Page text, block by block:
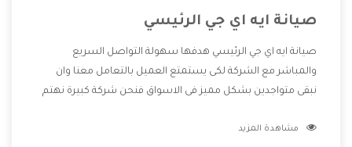
صيانة ايه اي جي الرئيسي
صيانة ايه اي جي الرئيسي هدفها سهولة التواصل السريع
والمباشر مع الشركة لكى يستمتع العميل بالتعامل معنا وان
نبقى متواجدين بشكل مميز فى الاسواق فنحن شركة كبيرة نهتم
الشركة بها والتى تكون منها خدمة الصيانة التى تكون من أهم
مشاهدة المزيد